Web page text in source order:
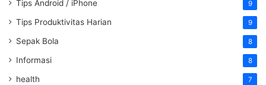
Tips Android / iPhone 9
Tips Produktivitas Harian 9
Sepak Bola 8
Informasi 8
health 7